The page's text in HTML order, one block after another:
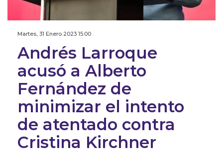
Martes, 31 Enero 2023 15:00
Andrés Larroque
acusó a Alberto
Fernández de
minimizar el intento
de atentado contra
Cristina Kirchner